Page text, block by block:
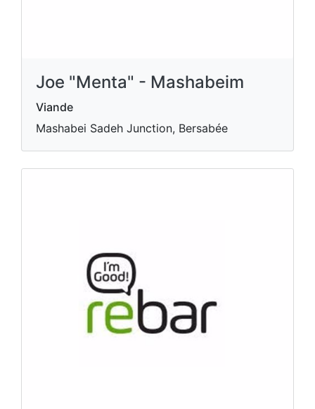
Joe "Menta" - Mashabeim
Viande
Mashabei Sadeh Junction, Bersabée